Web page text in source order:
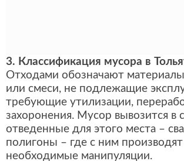
3. Классификация мусора в
Отходами обозначают
или смеси, не подлежащие
требующие утилизации,
захоронения. Мусор вывозится в
отведенные для этого места –
полигоны – где с ним производят
необходимые манипуляции.